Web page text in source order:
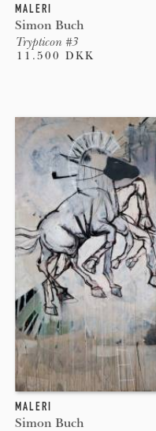
MALERI
Simon Buch
Trypticon #3
11.500 DKK
MALERI
Simon Buch